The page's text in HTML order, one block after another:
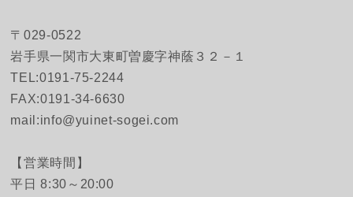
〒029-0522
岩手県一関市大東町曽慶字神蔭３２－１
TEL:0191-75-2244
FAX:0191-34-6630
mail:info@yuinet-sogei.com
【営業時間】
平日 8:30～20:00